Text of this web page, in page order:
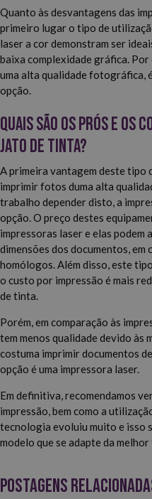
Quanto às desvantagens das
primeiro lugar o tipo de
laser a cor demonstram ser
baixa complexidade gráfica.
uma alta qualidade fotográfica,
opção.
Quais são os prós e os
jato de tinta?
A primeira vantagem deste tipo
imprimir fotos duma alta
trabalho depender disto, a
opção. O preço destes
impressoras laser e elas podem
dimensões dos documentos, em
homólogos. Além disso, este
o custo por impressão é mais
de tinta.
Porém, em comparação às
tem menos qualidade devido às
costuma imprimir documentos
opção é uma impressora laser.
Em definitiva, recomendamos
impressão, bem como a
tecnologia evoluiu muito e isso
modelo que se adapte da
POSTAGENS